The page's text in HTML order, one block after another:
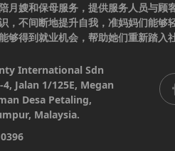
月嫂和保母服务，提供服务人员与顾
，不间断地提升自我，准妈妈们能够
够得到就业机会，帮助她们重新踏入
International Sdn
Jalan 1/125E, Megan
Desa Petaling,
Malaysia.